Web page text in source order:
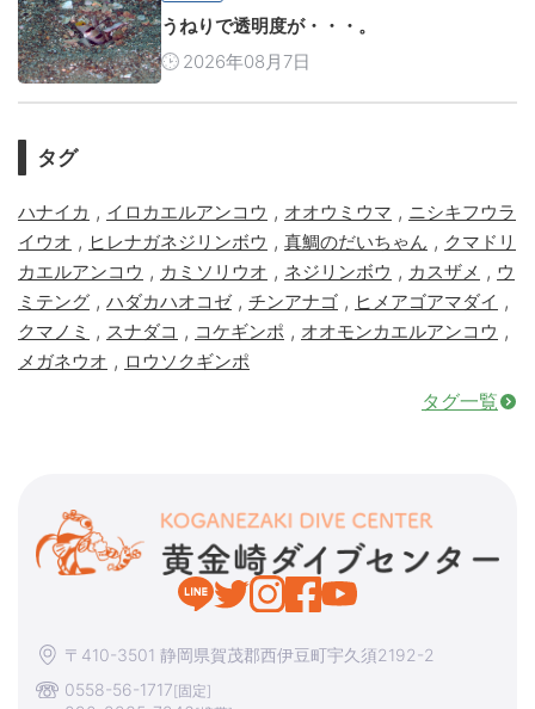
うねりで透明度が・・・。
2026年08月7日
タグ
ハナイカ , イロカエルアンコウ , オオウミウマ , ニシキフウラ
イウオ , ヒレナガネジリンボウ , 真鯛のだいちゃん , クマドリ
カエルアンコウ , カミソリウオ , ネジリンボウ , カスザメ , ウ
ミテング , ハダカハオコゼ, チンアナゴ , ヒメアゴアマダイ ,
クマノミ , スナダコ , コケギンポ , オオモンカエルアンコウ ,
メガネウオ , ロウソクギンポ
タグ一覧
〒410-3501 静岡県賀茂郡西伊豆町宇久須2192-2
0558-56-1717[固定]